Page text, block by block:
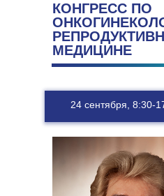
КОНГРЕСС ПО
МЕДИЦИНЕ
24 сентября, 8:30-